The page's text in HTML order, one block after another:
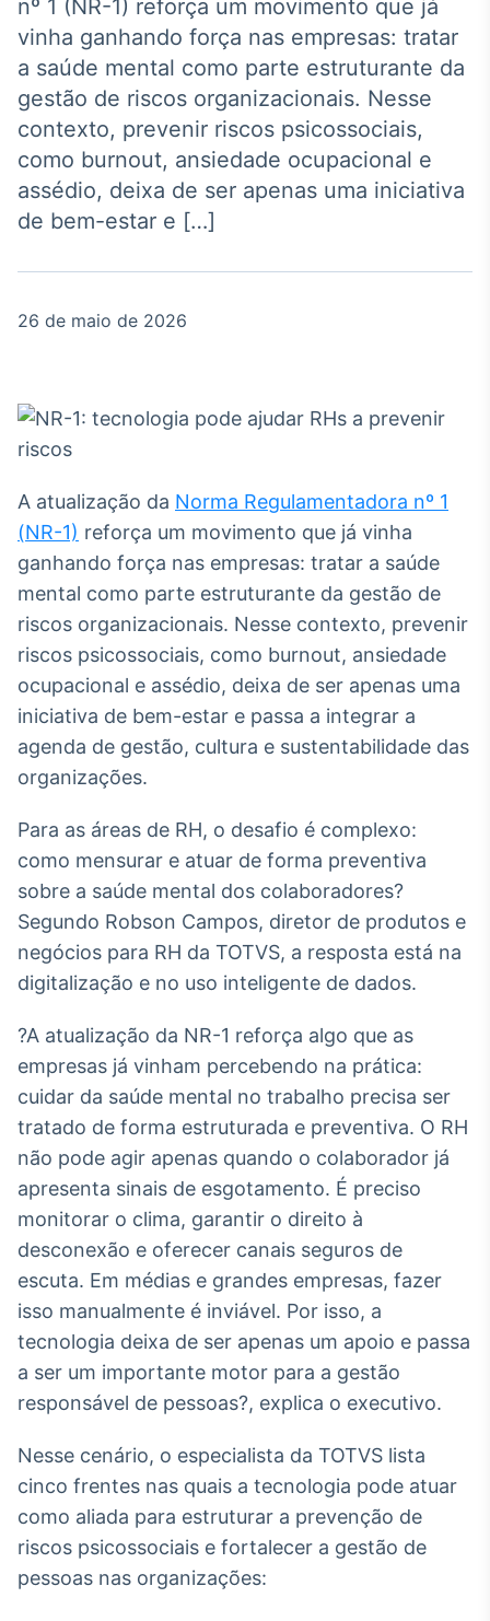
Tudo sobre o
agronegócio
Broadcast
Político
no Brasil
Broadcast
White Label
Plataforma para
conteúdos
personalizados
Soluções de Dados
e Conteúdos
Broadcast
OTC
Plataforma para
negociação de
ativos
Broadcast
Datafeed
APIs para
integração de
conteúdos e
dados
Broadcast
Cotações e
headlines de
notícias
Broadcast
Widgets
Componentes
para conteúdos e
funcionalidades
Broadcast
Wallboard
Conteúdos e
dados para
displays e telas
Broadcast
Curadoria
Curadoria de
conteúdos
noticiosos
Soluções de
nº 1 (NR-1) reforça um movimento que já
vinha ganhando força nas empresas: tratar
a saúde mental como parte estruturante da
gestão de riscos organizacionais. Nesse
contexto, prevenir riscos psicossociais,
como burnout, ansiedade ocupacional e
assédio, deixa de ser apenas uma iniciativa
de bem-estar e […]
26 de maio de 2026
A atualização da Norma Regulamentadora nº 1
(NR-1) reforça um movimento que já vinha
ganhando força nas empresas: tratar a saúde
mental como parte estruturante da gestão de
riscos organizacionais. Nesse contexto, prevenir
riscos psicossociais, como burnout, ansiedade
ocupacional e assédio, deixa de ser apenas uma
iniciativa de bem-estar e passa a integrar a
agenda de gestão, cultura e sustentabilidade das
organizações.
Para as áreas de RH, o desafio é complexo:
como mensurar e atuar de forma preventiva
sobre a saúde mental dos colaboradores?
Segundo Robson Campos, diretor de produtos e
negócios para RH da TOTVS, a resposta está na
digitalização e no uso inteligente de dados.
?A atualização da NR-1 reforça algo que as
empresas já vinham percebendo na prática:
cuidar da saúde mental no trabalho precisa ser
tratado de forma estruturada e preventiva. O RH
não pode agir apenas quando o colaborador já
apresenta sinais de esgotamento. É preciso
monitorar o clima, garantir o direito à
desconexão e oferecer canais seguros de
escuta. Em médias e grandes empresas, fazer
isso manualmente é inviável. Por isso, a
tecnologia deixa de ser apenas um apoio e passa
a ser um importante motor para a gestão
responsável de pessoas?, explica o executivo.
Nesse cenário, o especialista da TOTVS lista
cinco frentes nas quais a tecnologia pode atuar
como aliada para estruturar a prevenção de
riscos psicossociais e fortalecer a gestão de
pessoas nas organizações: